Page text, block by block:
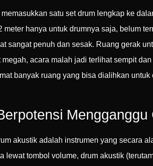
satu set drum lengkap ke
meter hanya untuk drumnya saja, belum
sangat penuh dan sesak. Ruang gerak
acara malah jadi terlihat sempit
banyak ruang yang bisa dialihkan untuk
akustik adalah instrumen yang secara
lewat tombol volume, drum akustik